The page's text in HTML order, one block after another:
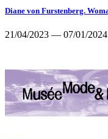
Diane von Furstenberg.
21/04/2023 ― 07/01/2024